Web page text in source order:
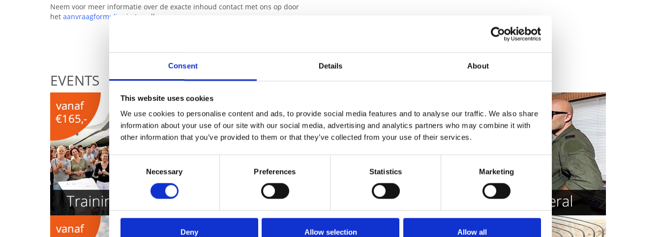
Consent Details About
This website uses cookies
We use cookies to personalise content and ads, to provide social media features and to analyse our traffic. We also share
information about your use of our site with our social media, advertising and analytics partners who may combine it with
other information that you’ve provided to them or that they’ve collected from your use of their services.
Consent
Selection
Necessary Preferences Statistics Marketing
Deny Allow selection Allow all
Neem voor meer informatie over de exacte inhoud contact met ons op door
het aanvraagformulier in te vullen.
EVENTS